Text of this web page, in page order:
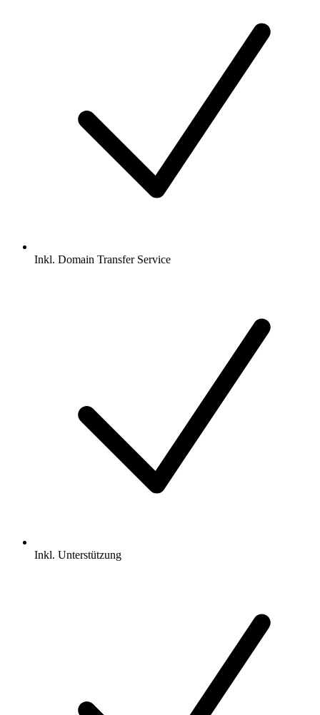
Inkl. Domain Transfer Service
Inkl. Unterstützung